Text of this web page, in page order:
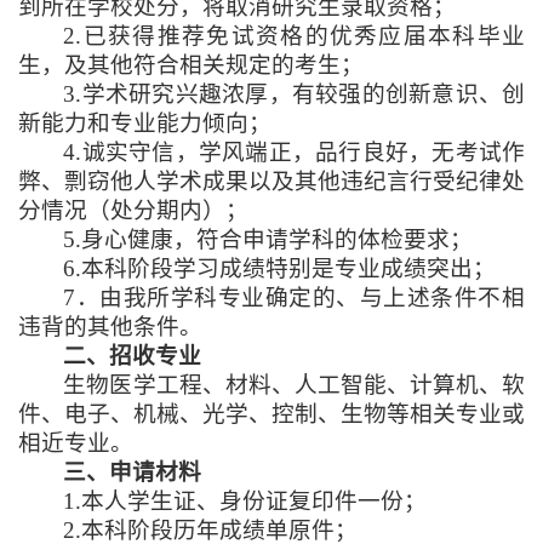
到所在学校处分，将取消研究生录取资格；
2.已获得推荐免试资格的优秀应届本科毕业
生，及其他符合相关规定的考生；
3.学术研究兴趣浓厚，有较强的创新意识、创
新能力和专业能力倾向；
4.诚实守信，学风端正，品行良好，无考试作
弊、剽窃他人学术成果以及其他违纪言行受纪律处
分情况（处分期内）；
5.身心健康，符合申请学科的体检要求；
6.本科阶段学习成绩特别是专业成绩突出；
7 ．由我所学科专业确定的、与上述条件不相
违背的其他条件。
二、招收专业
生物医学工程、材料、人工智能、计算机、软
件、电子、机械、光学、控制、生物等相关专业或
相近专业。
三、申请材料
1.本人学生证、身份证复印件一份；
2.本科阶段历年成绩单原件；